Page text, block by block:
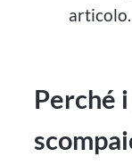
articolo.
Perché